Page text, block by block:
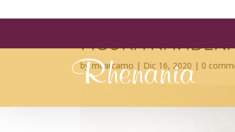
FIGURA
bymcarcamo | Dic 16, 2020 | 0